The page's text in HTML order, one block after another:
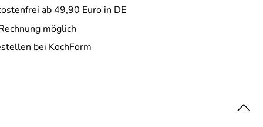
ab 49,90 Euro in DE
möglich
bei KochForm